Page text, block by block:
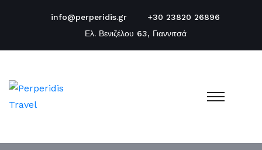
info@perperidis.gr
+30 23820 26896
Ελ. Βενιζέλου 63, Γιαννιτσά